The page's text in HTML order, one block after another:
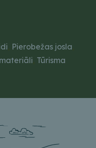
Pierobežas josla
Tūrisma